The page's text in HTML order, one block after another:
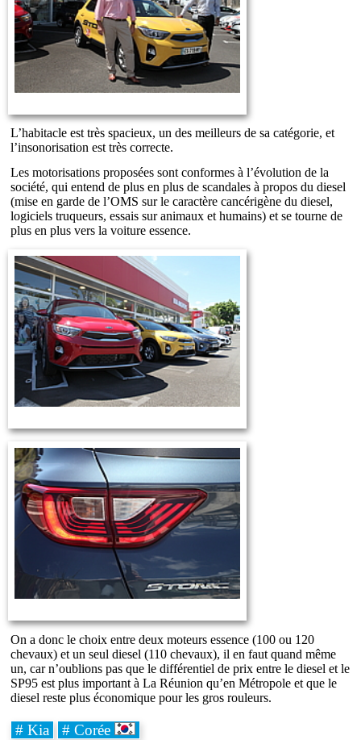
L’habitacle est très spacieux, un des meilleurs de sa catégorie, et
l’insonorisation est très correcte.
Les motorisations proposées sont conformes à l’évolution de la
société, qui entend de plus en plus de scandales à propos du diesel
(mise en garde de l’OMS sur le caractère cancérigène du diesel,
logiciels truqueurs, essais sur animaux et humains) et se tourne de
plus en plus vers la voiture essence.
On a donc le choix entre deux moteurs essence (100 ou 120
chevaux) et un seul diesel (110 chevaux), il en faut quand même
un, car n’oublions pas que le différentiel de prix entre le diesel et le
SP95 est plus important à La Réunion qu’en Métropole et que le
diesel reste plus économique pour les gros rouleurs.
# Kia # Corée